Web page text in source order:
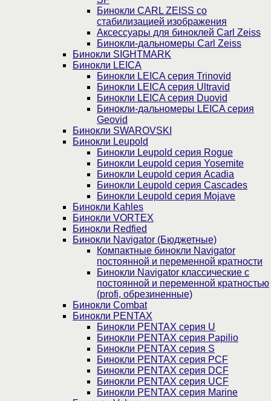
Бинокли CARL ZEISS со
стабилизацией изображения
Аксессуары для биноклей Carl Zeiss
Бинокли-дальномеры Carl Zeiss
Бинокли SIGHTMARK
Бинокли LEICA
Бинокли LEICA серия Trinovid
Бинокли LEICA серия Ultravid
Бинокли LEICA серия Duovid
Бинокли-дальномеры LEICA серия
Geovid
Бинокли SWAROVSKI
Бинокли Leupold
Бинокли Leupold серия Rogue
Бинокли Leupold серия Yosemite
Бинокли Leupold серия Acadia
Бинокли Leupold серия Cascades
Бинокли Leupold серия Mojave
Бинокли Kahles
Бинокли VORTEX
Бинокли Redfied
Бинокли Navigator (Бюджетные)
Компактные бинокли Navigator
постоянной и переменной кратности
Бинокли Navigator классические с
постоянной и переменной кратностью
(profi, обрезиненные)
Бинокли Combat
Бинокли PENTAX
Бинокли PENTAX серия U
Бинокли PENTAX серия Papilio
Бинокли PENTAX серия S
Бинокли PENTAX серия PCF
Бинокли PENTAX серия DCF
Бинокли PENTAX серия UCF
Бинокли PENTAX серия Marine